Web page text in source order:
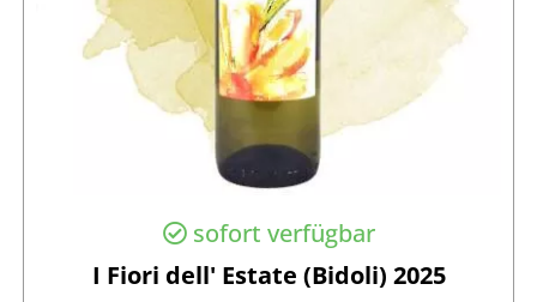
sofort verfügbar
I Fiori dell' Estate (Bidoli) 2025